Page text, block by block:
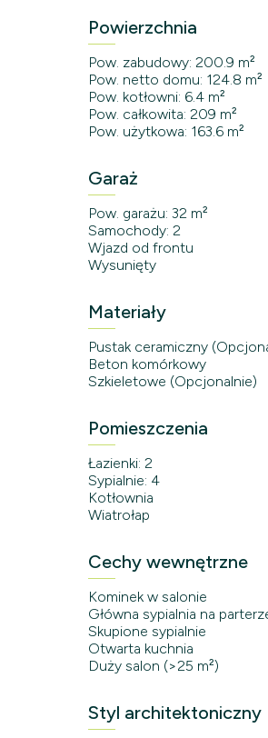
Powierzchnia
Pow. zabudowy: 200.9 m²
Pow. netto domu: 124.8 m²
Pow. kotłowni: 6.4 m²
Pow. całkowita: 209 m²
Pow. użytkowa: 163.6 m²
Garaż
Pow. garażu: 32 m²
Samochody: 2
Wjazd od frontu
Wysunięty
Materiały
Pustak ceramiczny
Beton komórkowy
Szkieletowe (Opcjonalnie)
Pomieszczenia
Łazienki: 2
Sypialnie: 4
Kotłownia
Wiatrołap
Cechy wewnętrzne
Kominek w salonie
Główna sypialnia na
Skupione sypialnie
Otwarta kuchnia
Duży salon (>25 m²)
Styl architektoniczny